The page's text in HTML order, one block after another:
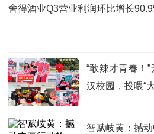
舍得酒业Q3营业利润环比增长
“敢辣才青春！
汉校园，投喂“
智赋岐黄：撼